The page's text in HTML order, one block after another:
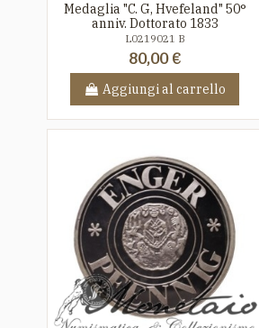
Medaglia "C. G, Hvefeland" 50°
anniv. Dottorato 1833
L0219021 B
80,00 €
Aggiungi al carrello